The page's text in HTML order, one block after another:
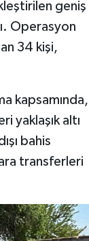
geniş
Operasyon
34 kişi,
kapsamında,
yaklaşık altı
bahis
transferleri